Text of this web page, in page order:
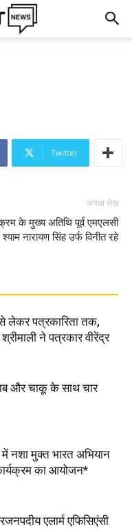
Twitter
अगला लेख
के मुख्य अतिथि पूर्व एमएलसी
श्याम नारायण सिंह उर्फ विनीत रहे
लेकर पत्रकारिता तक,
ने पत्रकार वीरेंद्र
और चाकू के साथ चार
नशा मुक्त भारत अभियान
का आयोजन*
एलार्म एफिसिएंसी